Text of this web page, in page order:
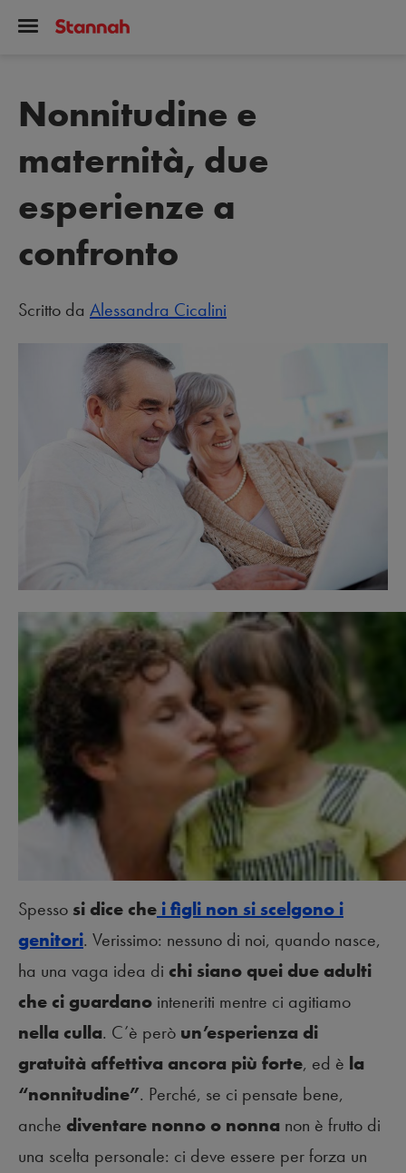
Nonnitudine e
maternità, due
esperienze a
confronto
Scritto da Alessandra Cicalini
Spesso si dice che i figli non si scelgono i
genitori. Verissimo: nessuno di noi, quando nasce,
ha una vaga idea di chi siano quei due adulti
che ci guardano inteneriti mentre ci agitiamo
nella culla. C’è però un’esperienza di
gratuità affettiva ancora più forte, ed è la
“nonnitudine”. Perché, se ci pensate bene,
anche diventare nonno o nonna non è frutto di
una scelta personale: ci deve essere per forza un